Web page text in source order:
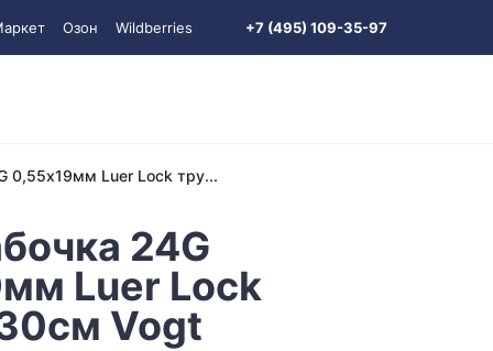
Озон Wildberries +7 (495) 109-35-97
0,55х19мм Luer Lock тру...
24G
Luer Lock
Vogt